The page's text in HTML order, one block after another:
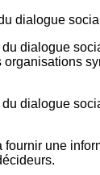
dialogue
dialogue
fournir une